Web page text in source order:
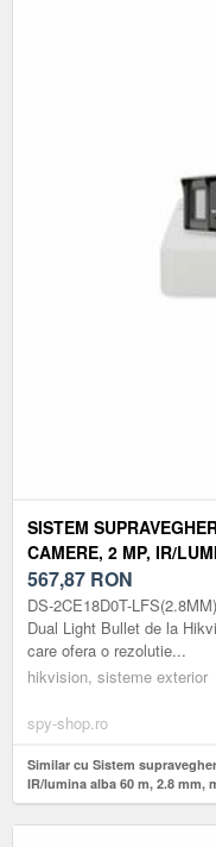
SISTEM
CAMERE, 2 MP, IR/
567,87 RON
DS-2CE18D0T-
Dual Light Bullet de la
care ofera o rezolutie...
hikvision, sisteme exterior
spy-shop.ro
Similar cu Sistem
IR/lumina alba 60 m, 2.8 mm,